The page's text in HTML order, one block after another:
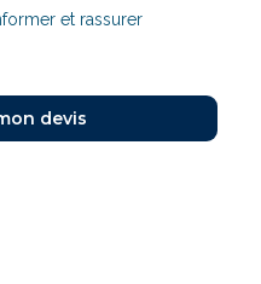
et rassurer
devis